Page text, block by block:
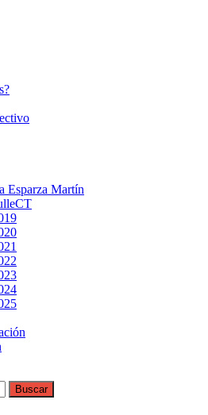
GALACTYCO"
Esparza Martín